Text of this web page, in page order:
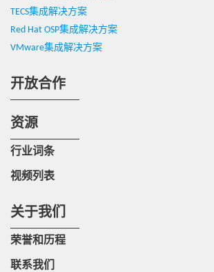
TECS集成解决方案
Red Hat OSP集成解决方案
VMware集成解决方案
开放合作
资源
行业词条
视频列表
关于我们
荣誉和历程
联系我们